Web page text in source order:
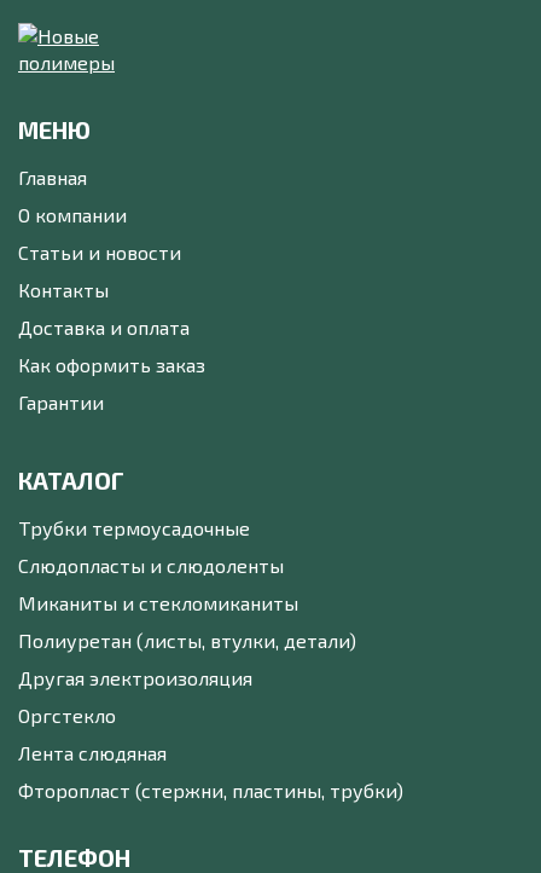
МЕНЮ
Главная
О компании
Статьи и новости
Контакты
Доставка и оплата
Как оформить заказ
Гарантии
КАТАЛОГ
Трубки термоусадочные
Слюдопласты и слюдоленты
Миканиты и стекломиканиты
Полиуретан (листы, втулки, детали)
Другая электроизоляция
Оргстекло
Лента слюдяная
Фторопласт (стержни, пластины, трубки)
ТЕЛЕФОН